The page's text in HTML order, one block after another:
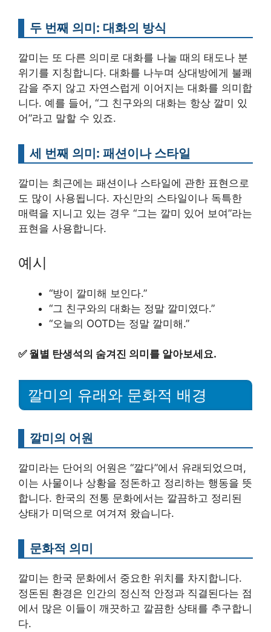
두 번째 의미: 대화의 방식
깔미는 또 다른 의미로 대화를 나눌 때의 태도나 분
위기를 지칭합니다. 대화를 나누며 상대방에게 불쾌
감을 주지 않고 자연스럽게 이어지는 대화를 의미합
니다. 예를 들어, “그 친구와의 대화는 항상 깔미 있
어”라고 말할 수 있죠.
세 번째 의미: 패션이나 스타일
깔미는 최근에는 패션이나 스타일에 관한 표현으로
도 많이 사용됩니다. 자신만의 스타일이나 독특한
매력을 지니고 있는 경우 “그는 깔미 있어 보여”라는
표현을 사용합니다.
예시
“방이 깔미해 보인다.”
“그 친구와의 대화는 정말 깔미였다.”
“오늘의 OOTD는 정말 깔미해.”
✅ 월별 탄생석의 숨겨진 의미를 알아보세요.
깔미의 유래와 문화적 배경
깔미의 어원
깔미라는 단어의 어원은 “깔다”에서 유래되었으며,
이는 사물이나 상황을 정돈하고 정리하는 행동을 뜻
합니다. 한국의 전통 문화에서는 깔끔하고 정리된
상태가 미덕으로 여겨져 왔습니다.
문화적 의미
깔미는 한국 문화에서 중요한 위치를 차지합니다.
정돈된 환경은 인간의 정신적 안정과 직결된다는 점
에서 많은 이들이 깨끗하고 깔끔한 상태를 추구합니
다.